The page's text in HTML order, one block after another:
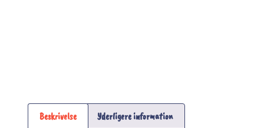
Beskrivelse Yderligere information